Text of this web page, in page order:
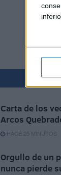
Carta de los
Arcos
HACE 25 MINUTOS
Orgullo de un
nunca pierde